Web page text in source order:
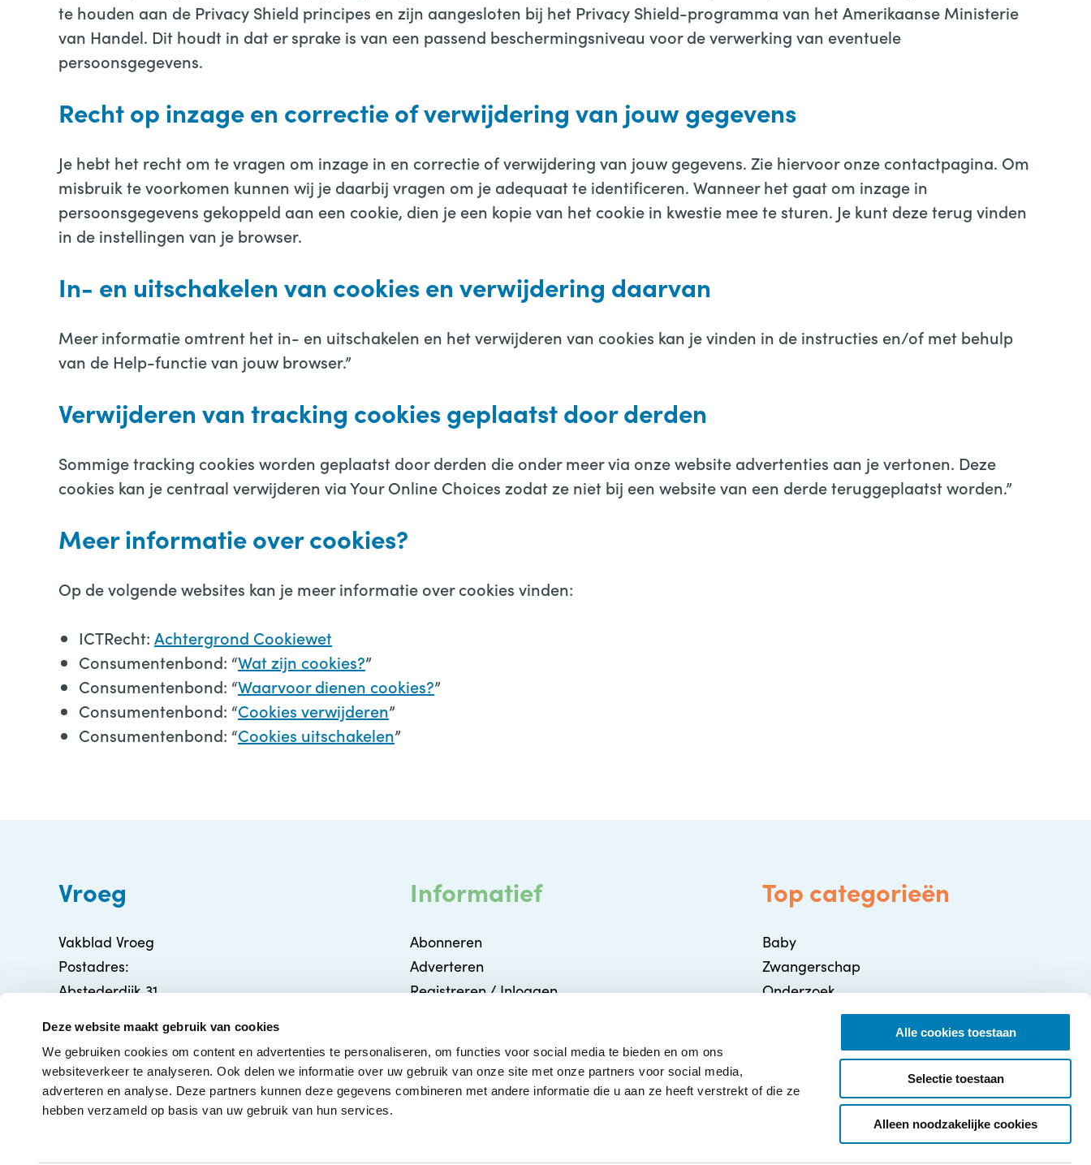
Deze website maakt gebruik van cookies
We gebruiken cookies om content en advertenties te personaliseren, om functies voor social media te bieden en om ons
websiteverkeer te analyseren. Ook delen we informatie over uw gebruik van onze site met onze partners voor social media,
adverteren en analyse. Deze partners kunnen deze gegevens combineren met andere informatie die u aan ze heeft verstrekt of die ze
hebben verzameld op basis van uw gebruik van hun services.
Alle cookies toestaan
Selectie toestaan
Alleen noodzakelijke cookies
te houden aan de Privacy Shield principes en zijn aangesloten bij het Privacy Shield-programma van het Amerikaanse Ministerie
van Handel. Dit houdt in dat er sprake is van een passend beschermingsniveau voor de verwerking van eventuele
persoonsgegevens.
Recht op inzage en correctie of verwijdering van jouw gegevens
Je hebt het recht om te vragen om inzage in en correctie of verwijdering van jouw gegevens. Zie hiervoor onze contactpagina. Om
misbruik te voorkomen kunnen wij je daarbij vragen om je adequaat te identificeren. Wanneer het gaat om inzage in
persoonsgegevens gekoppeld aan een cookie, dien je een kopie van het cookie in kwestie mee te sturen. Je kunt deze terug vinden
in de instellingen van je browser.
In- en uitschakelen van cookies en verwijdering daarvan
Meer informatie omtrent het in- en uitschakelen en het verwijderen van cookies kan je vinden in de instructies en/of met behulp
van de Help-functie van jouw browser.”
Verwijderen van tracking cookies geplaatst door derden
Sommige tracking cookies worden geplaatst door derden die onder meer via onze website advertenties aan je vertonen. Deze
cookies kan je centraal verwijderen via Your Online Choices zodat ze niet bij een website van een derde teruggeplaatst worden.”
Meer informatie over cookies?
Op de volgende websites kan je meer informatie over cookies vinden:
ICTRecht: Achtergrond Cookiewet
Consumentenbond: “Wat zijn cookies?”
Consumentenbond: “Waarvoor dienen cookies?”
Consumentenbond: “Cookies verwijderen”
Consumentenbond: “Cookies uitschakelen”
Vroeg
Vakblad Vroeg
Postadres:
Abstederdijk 31
info@vakbladvroeg.nl
KVK: 71316426
Informatief
Abonneren
Adverteren
Registreren / Inloggen
Contact
Top categorieën
Baby
Zwangerschap
Onderzoek
Gezondheid / Ziekte
Ouderschap